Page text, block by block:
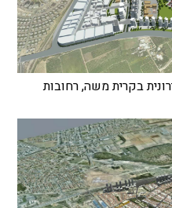
בקרית משה, רחובות